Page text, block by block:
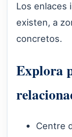
Los enlaces
existen, a
concretos.
Explora
Centre